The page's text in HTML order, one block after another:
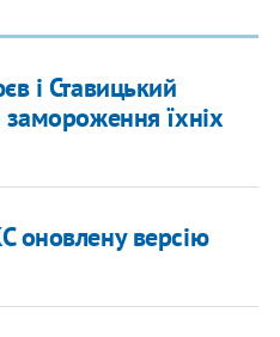
і Ставицький
їхніх
оновлену версію